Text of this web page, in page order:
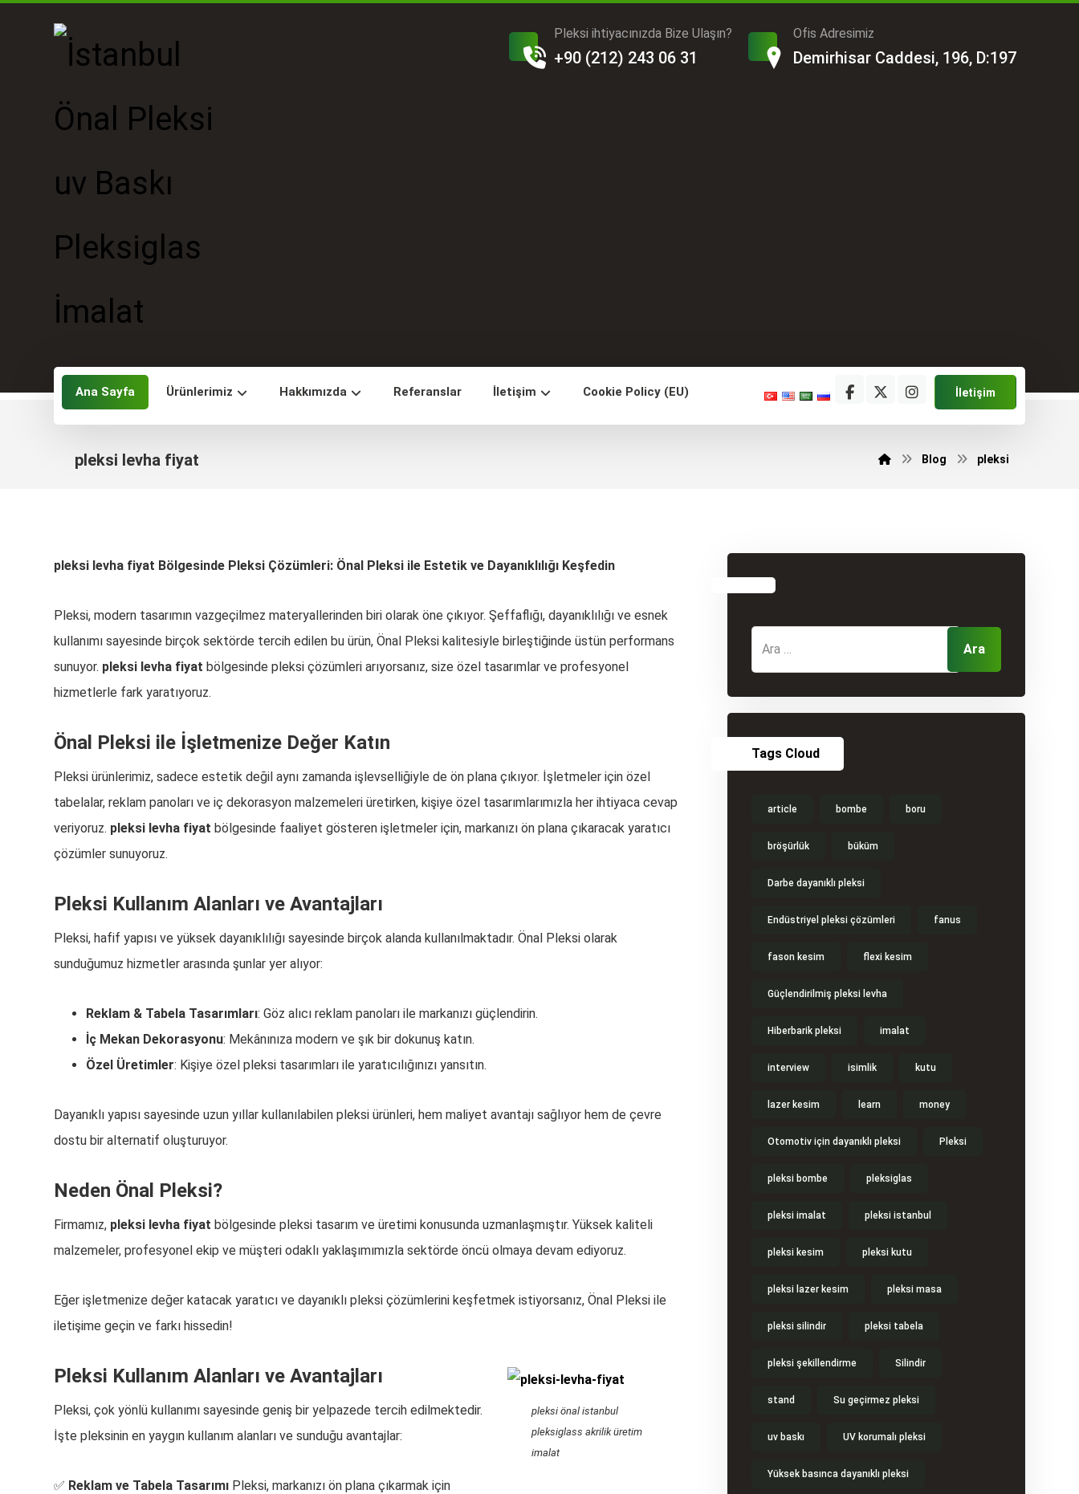
Ofis Adresimiz
Demirhisar Caddesi, 196, D:197
Pleksi ihtiyacınızda Bize Ulaşın?
+90 (212) 243 06 31
Ana Sayfa Ürünlerimiz Hakkımızda Referanslar İletişim Cookie Policy (EU) İletişim
pleksi levha fiyat Blog pleksi
pleksi levha fiyat Bölgesinde Pleksi Çözümleri: Önal Pleksi ile Estetik ve Dayanıklılığı Keşfedin
Pleksi, modern tasarımın vazgeçilmez materyallerinden biri olarak öne çıkıyor. Şeffaflığı, dayanıklılığı ve esnek
kullanımı sayesinde birçok sektörde tercih edilen bu ürün, Önal Pleksi kalitesiyle birleştiğinde üstün performans
sunuyor. pleksi levha fiyat bölgesinde pleksi çözümleri arıyorsanız, size özel tasarımlar ve profesyonel
hizmetlerle fark yaratıyoruz.
Önal Pleksi ile İşletmenize Değer Katın
Pleksi ürünlerimiz, sadece estetik değil aynı zamanda işlevselliğiyle de ön plana çıkıyor. İşletmeler için özel
tabelalar, reklam panoları ve iç dekorasyon malzemeleri üretirken, kişiye özel tasarımlarımızla her ihtiyaca cevap
veriyoruz. pleksi levha fiyat bölgesinde faaliyet gösteren işletmeler için, markanızı ön plana çıkaracak yaratıcı
çözümler sunuyoruz.
Pleksi Kullanım Alanları ve Avantajları
Pleksi, hafif yapısı ve yüksek dayanıklılığı sayesinde birçok alanda kullanılmaktadır. Önal Pleksi olarak
sunduğumuz hizmetler arasında şunlar yer alıyor:
Reklam & Tabela Tasarımları: Göz alıcı reklam panoları ile markanızı güçlendirin.
İç Mekan Dekorasyonu: Mekânınıza modern ve şık bir dokunuş katın.
Özel Üretimler: Kişiye özel pleksi tasarımları ile yaratıcılığınızı yansıtın.
Dayanıklı yapısı sayesinde uzun yıllar kullanılabilen pleksi ürünleri, hem maliyet avantajı sağlıyor hem de çevre
dostu bir alternatif oluşturuyor.
Neden Önal Pleksi?
Firmamız, pleksi levha fiyat bölgesinde pleksi tasarım ve üretimi konusunda uzmanlaşmıştır. Yüksek kaliteli
malzemeler, profesyonel ekip ve müşteri odaklı yaklaşımımızla sektörde öncü olmaya devam ediyoruz.
Eğer işletmenize değer katacak yaratıcı ve dayanıklı pleksi çözümlerini keşfetmek istiyorsanız, Önal Pleksi ile
iletişime geçin ve farkı hissedin!
pleksi önal istanbul
pleksiglass akrilik üretim
imalat
Pleksi Kullanım Alanları ve Avantajları
Pleksi, çok yönlü kullanımı sayesinde geniş bir yelpazede tercih edilmektedir.
İşte pleksinin en yaygın kullanım alanları ve sunduğu avantajlar:
✅ Reklam ve Tabela Tasarımı Pleksi, markanızı ön plana çıkarmak için
Tags Cloud
article bombe boru
bröşürlük büküm
Darbe dayanıklı pleksi
Endüstriyel pleksi çözümleri fanus
fason kesim flexi kesim
Güçlendirilmiş pleksi levha
Hiberbarik pleksi imalat
interview isimlik kutu
lazer kesim learn money
Otomotiv için dayanıklı pleksi Pleksi
pleksi bombe pleksiglas
pleksi imalat pleksi istanbul
pleksi kesim pleksi kutu
pleksi lazer kesim pleksi masa
pleksi silindir pleksi tabela
pleksi şekillendirme Silindir
stand Su geçirmez pleksi
uv baskı UV korumalı pleksi
Yüksek basınca dayanıklı pleksi